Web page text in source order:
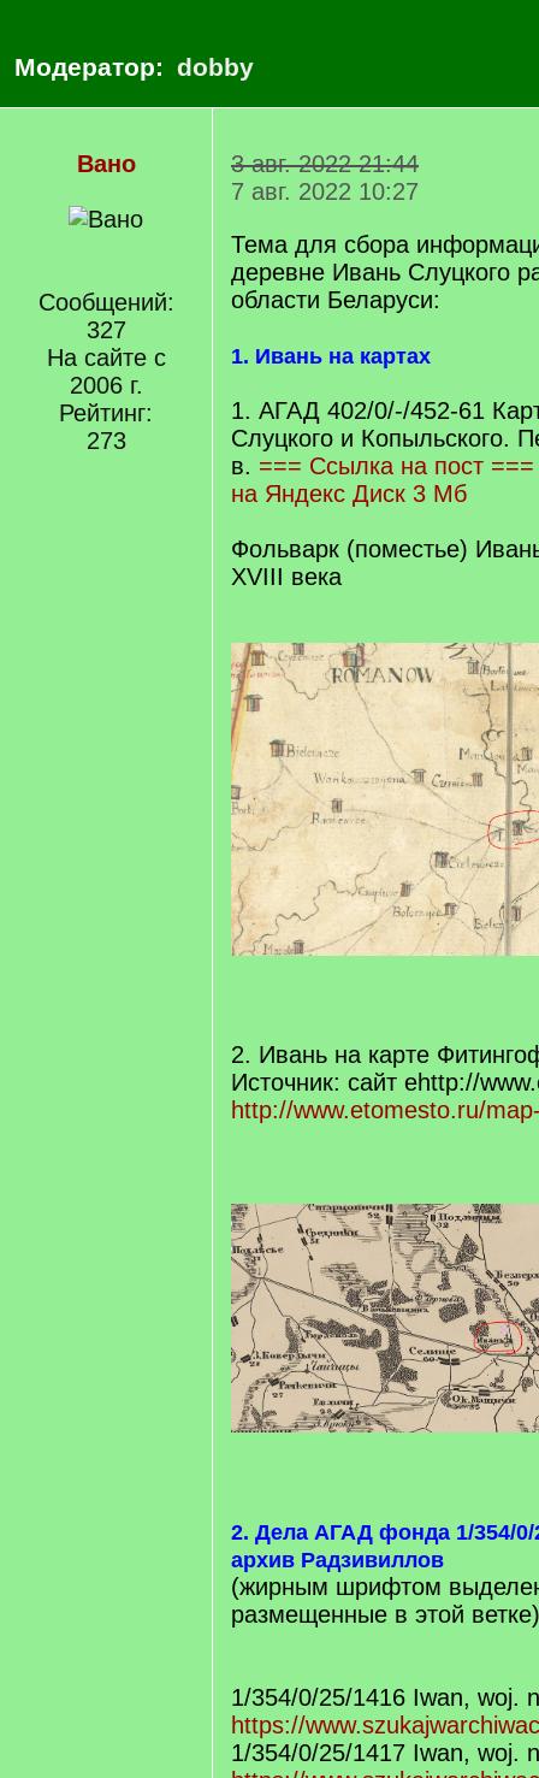
Модератор: dobby
Вано
Сообщений:
327
На сайте с
2006 г.
Рейтинг:
273
3 авг. 2022 21:44
7 авг. 2022 10:27
Тема для сбора
деревне Ивань Слуцкого
области Беларуси:
1. Ивань на картах
1. АГАД 402/0/-/452-61
Слуцкого и Копыльского.
в. === Ссылка на пост ===
на Яндекс Диск 3 Мб
Фольварк (поместье)
XVIII века
2. Ивань на карте
Источник: сайт еhttp://
http://www.etomesto.ru/
2. Дела АГАД фонда 1/354/
архив Радзивиллов
(жирным шрифтом
размещенные в этой ветке)
1/354/0/25/1416 Iwan, woj.
https://
1/354/0/25/1417 Iwan, woj.